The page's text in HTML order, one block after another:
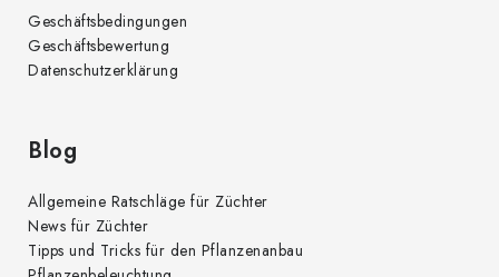
Geschäftsbedingungen
Geschäftsbewertung
Datenschutzerklärung
Blog
Allgemeine Ratschläge für Züchter
News für Züchter
Tipps und Tricks für den Pflanzenanbau